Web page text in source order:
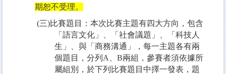
期恕不受理。
(三)比賽題目：本次比賽主題有四大方向，包含
「語言文化」、「社會議題」、「科技人
生」、與「商務溝通」，每一主題各有兩
個題目，分列 A B兩組，參賽者須依據所
屬組別，於下列比賽題目中擇一發表，題